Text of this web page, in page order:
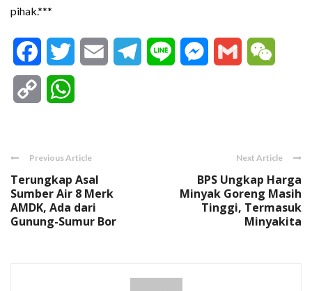
pihak.***
FacebookTwitter Email Telegram
Line Messenger
Gmail
Copy
Previous Article
Terungkap Asal
Sumber Air 8 Merk
AMDK, Ada dari
Gunung-Sumur Bor
Next Article
BPS Ungkap Harga
Minyak Goreng Masih
Tinggi, Termasuk
Minyakita